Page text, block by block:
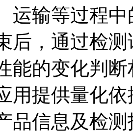
运输等过程
后，通过检
能的变化判
用提供量化依
品信息及检